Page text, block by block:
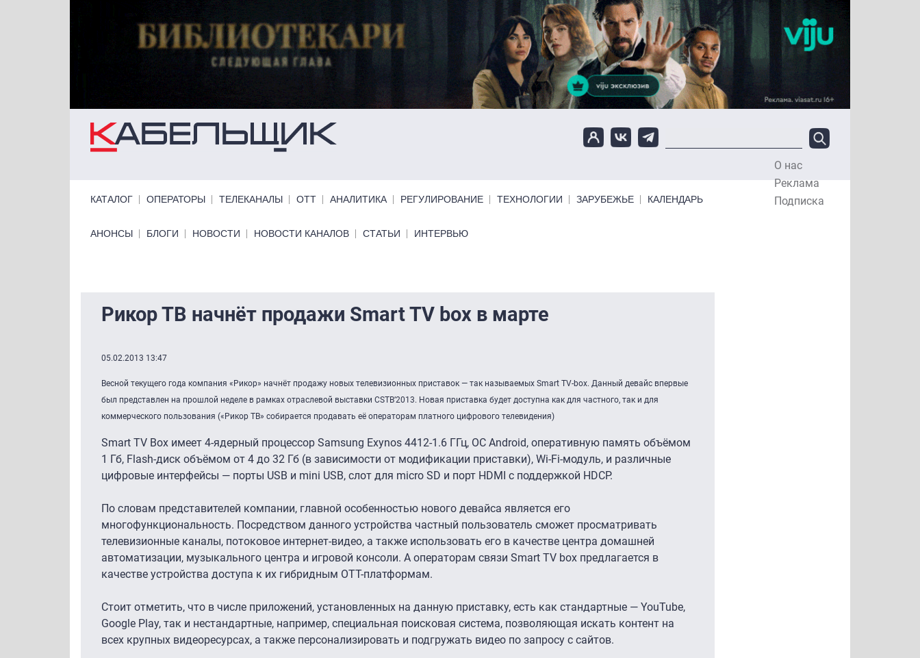
О нас
Реклама
Подписка
КАТАЛОГ ОПЕРАТОРЫ ТЕЛЕКАНАЛЫ ОТТ АНАЛИТИКА РЕГУЛИРОВАНИЕ ТЕХНОЛОГИИ ЗАРУБЕЖЬЕ КАЛЕНДАРЬ
Primary links bottom
АНОНСЫ БЛОГИ НОВОСТИ НОВОСТИ КАНАЛОВ СТАТЬИ ИНТЕРВЬЮ
Рикор ТВ начнёт продажи Smart TV box в марте
05.02.2013 13:47
Весной текущего года компания «Рикор» начнёт продажу новых телевизионных приставок — так называемых Smart TV-box. Данный девайс впервые
был представлен на прошлой неделе в рамках отраслевой выставки CSTB’2013. Новая приставка будет доступна как для частного, так и для
коммерческого пользования («Рикор ТВ» собирается продавать её операторам платного цифрового телевидения)
Smart TV Box имеет 4-ядерный процессор Samsung Exynos 4412-1.6 ГГц, ОС Android, оперативную память объёмом
1 Гб, Flash-диск объёмом от 4 до 32 Гб (в зависимости от модификации приставки), Wi-Fi-модуль, и различные
цифровые интерфейсы — порты USB и mini USB, слот для micro SD и порт HDMI с поддержкой HDCP.
По словам представителей компании, главной особенностью нового девайса является его
многофункциональность. Посредством данного устройства частный пользователь сможет просматривать
телевизионные каналы, потоковое интернет-видео, а также использовать его в качестве центра домашней
автоматизации, музыкального центра и игровой консоли. А операторам связи Smart TV box предлагается в
качестве устройства доступа к их гибридным OTT-платформам.
Стоит отметить, что в числе приложений, установленных на данную приставку, есть как стандартные — YouTube,
Google Play, так и нестандартные, например, специальная поисковая система, позволяющая искать контент на
всех крупных видеоресурсах, а также персонализировать и подгружать видео по запросу с сайтов.